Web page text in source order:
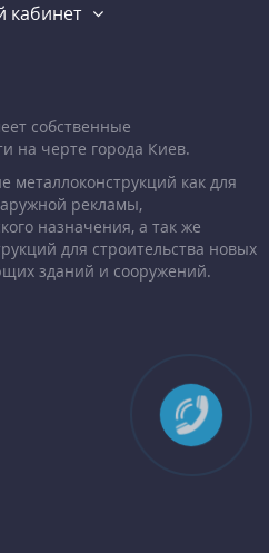
кабинет
собственные
на черте города Киев.
как для
рекламы,
назначения, а так же
для строительства новых
зданий и сооружений.